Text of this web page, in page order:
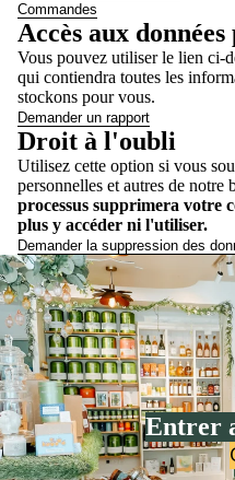
Commandes
Accès aux
Vous pouvez utiliser le lien ci-
qui contiendra toutes les
stockons pour vous.
Demander un rapport
Droit à l'oubli
Utilisez cette option si vous
personnelles et autres de notre
processus supprimera votre
plus y accéder ni l'utiliser.
Demander la suppression des
Entrer
NOM *
ADRESSE E-MAIL *
NUMÉRO DE COMMANDE
MOTIF (FACULTATIF)
Confirmer
Un accusé de réception
Vos données ne